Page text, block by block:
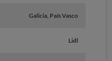
Galicia, País Vasco
Lidl